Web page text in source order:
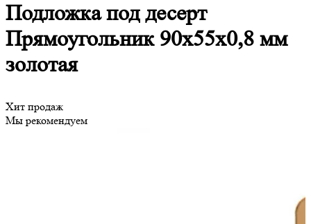
Подложка под десерт
Прямоугольник 90х55х0,8 мм
золотая
Хит продаж
Мы рекомендуем